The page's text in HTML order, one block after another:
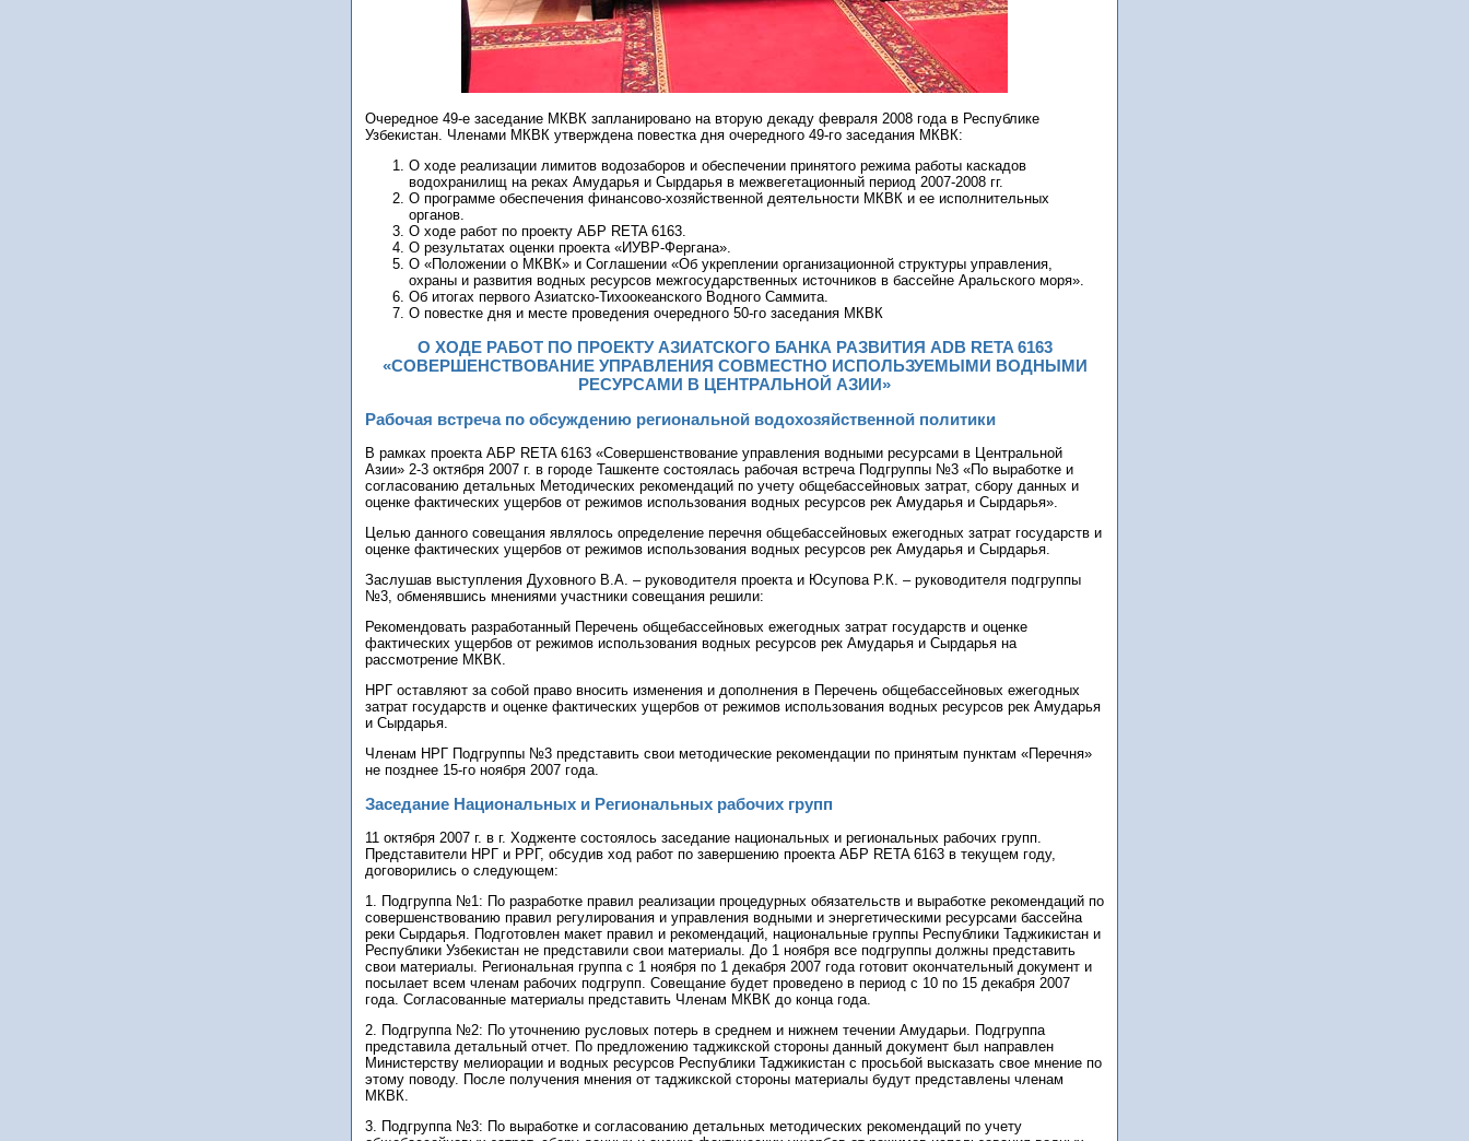
Очередное 49-е заседание МКВК запланировано на вторую декаду февраля 2008 года в Республике
Узбекистан. Членами МКВК утверждена повестка дня очередного 49-го заседания МКВК:
О ходе реализации лимитов водозаборов и обеспечении принятого режима работы каскадов
водохранилищ на реках Амударья и Сырдарья в межвегетационный период 2007-2008 гг.
О программе обеспечения финансово-хозяйственной деятельности МКВК и ее исполнительных
органов.
О ходе работ по проекту АБР RETA 6163.
О результатах оценки проекта «ИУВР-Фергана».
О «Положении о МКВК» и Соглашении «Об укреплении организационной структуры управления,
охраны и развития водных ресурсов межгосударственных источников в бассейне Аральского моря».
Об итогах первого Азиатско-Тихоокеанского Водного Саммита.
О повестке дня и месте проведения очередного 50-го заседания МКВК
О ХОДЕ РАБОТ ПО ПРОЕКТУ АЗИАТСКОГО БАНКА РАЗВИТИЯ ADB RETA 6163
«СОВЕРШЕНСТВОВАНИЕ УПРАВЛЕНИЯ СОВМЕСТНО ИСПОЛЬЗУЕМЫМИ ВОДНЫМИ
РЕСУРСАМИ В ЦЕНТРАЛЬНОЙ АЗИИ»
Рабочая встреча по обсуждению региональной водохозяйственной политики
В рамках проекта АБР RETA 6163 «Совершенствование управления водными ресурсами в Центральной
Азии» 2-3 октября 2007 г. в городе Ташкенте состоялась рабочая встреча Подгруппы №3 «По выработке и
согласованию детальных Методических рекомендаций по учету общебассейновых затрат, сбору данных и
оценке фактических ущербов от режимов использования водных ресурсов рек Амударья и Сырдарья».
Целью данного совещания являлось определение перечня общебассейновых ежегодных затрат государств и
оценке фактических ущербов от режимов использования водных ресурсов рек Амударья и Сырдарья.
Заслушав выступления Духовного В.А. – руководителя проекта и Юсупова Р.К. – руководителя подгруппы
№3, обменявшись мнениями участники совещания решили:
Рекомендовать разработанный Перечень общебассейновых ежегодных затрат государств и оценке
фактических ущербов от режимов использования водных ресурсов рек Амударья и Сырдарья на
рассмотрение МКВК.
НРГ оставляют за собой право вносить изменения и дополнения в Перечень общебассейновых ежегодных
затрат государств и оценке фактических ущербов от режимов использования водных ресурсов рек Амударья
и Сырдарья.
Членам НРГ Подгруппы №3 представить свои методические рекомендации по принятым пунктам «Перечня»
не позднее 15-го ноября 2007 года.
Заседание Национальных и Региональных рабочих групп
11 октября 2007 г. в г. Ходженте состоялось заседание национальных и региональных рабочих групп.
Представители НРГ и РРГ, обсудив ход работ по завершению проекта АБР RETA 6163 в текущем году,
договорились о следующем:
1. Подгруппа №1: По разработке правил реализации процедурных обязательств и выработке рекомендаций по
совершенствованию правил регулирования и управления водными и энергетическими ресурсами бассейна
реки Сырдарья. Подготовлен макет правил и рекомендаций, национальные группы Республики Таджикистан и
Республики Узбекистан не представили свои материалы. До 1 ноября все подгруппы должны представить
свои материалы. Региональная группа с 1 ноября по 1 декабря 2007 года готовит окончательный документ и
посылает всем членам рабочих подгрупп. Совещание будет проведено в период с 10 по 15 декабря 2007
года. Согласованные материалы представить Членам МКВК до конца года.
2. Подгруппа №2: По уточнению русловых потерь в среднем и нижнем течении Амударьи. Подгруппа
представила детальный отчет. По предложению таджикской стороны данный документ был направлен
Министерству мелиорации и водных ресурсов Республики Таджикистан с просьбой высказать свое мнение по
этому поводу. После получения мнения от таджикской стороны материалы будут представлены членам
МКВК.
3. Подгруппа №3: По выработке и согласованию детальных методических рекомендаций по учету